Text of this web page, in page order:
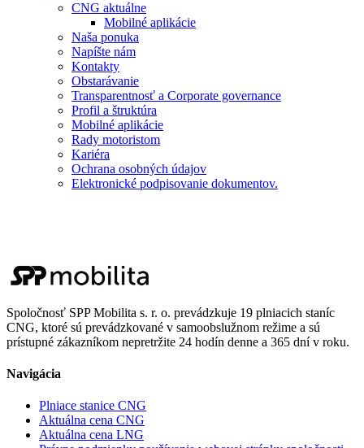
CNG aktuálne
Mobilné aplikácie
Naša ponuka
Napíšte nám
Kontakty
Obstarávanie
Transparentnosť a Corporate governance
Profil a štruktúra
Mobilné aplikácie
Rady motoristom
Kariéra
Ochrana osobných údajov
Elektronické podpisovanie dokumentov.
Spoločnosť SPP Mobilita s. r. o. prevádzkuje 19 plniacich staníc
CNG, ktoré sú prevádzkované v samoobslužnom režime a sú
prístupné zákazníkom nepretržite 24 hodín denne a 365 dní v roku.
Navigácia
Plniace stanice CNG
Aktuálna cena CNG
Aktuálna cena LNG